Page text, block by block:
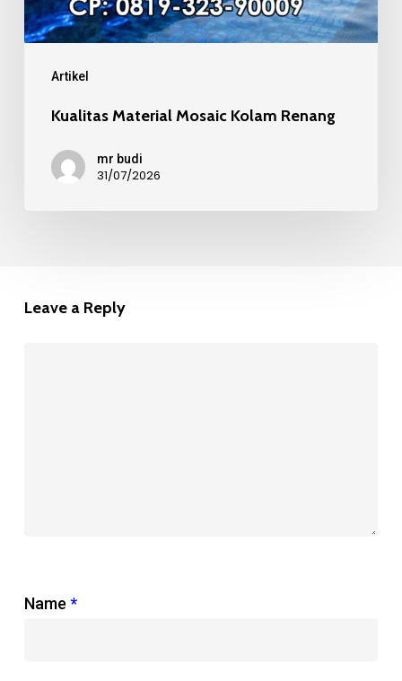
Artikel
Kualitas Material Mosaic Kolam Renang
mr budi
31/07/2026
Leave a Reply
Name *